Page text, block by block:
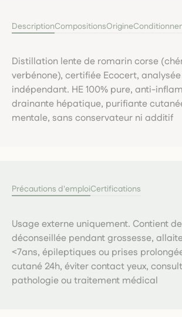
DescriptionCompositionsOrigine
Distillation lente de romarin corse
verbénone), certifiée Ecocert,
indépendant. HE 100% pure, anti-
drainante hépatique, purifiante
mentale, sans conservateur ni additif
Précautions d'emploiCertifications
Usage externe uniquement. Contient
déconseillée pendant grossesse,
<7ans, épileptiques ou prises
cutané 24h, éviter contact yeux,
pathologie ou traitement médical